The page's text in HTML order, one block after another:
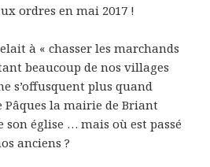
ordres en mai 2017 !
à « chasser les marchands
beaucoup de nos villages
s’offusquent plus quand
Pâques la mairie de Briant
son église … mais où est passé
anciens ?